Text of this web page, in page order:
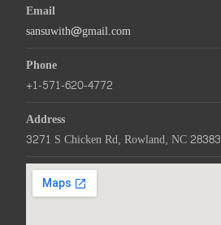
Email
sansuwith@gmail.com
Phone
+1-571-620-4772
Address
3271 S Chicken Rd, Rowland, NC 28383